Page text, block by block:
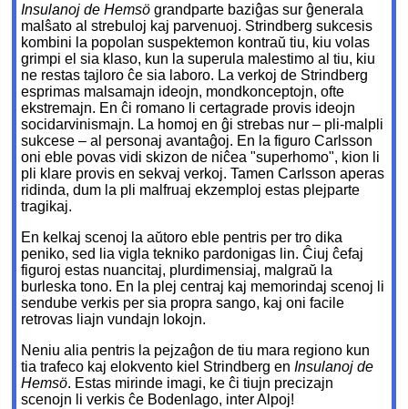
Insulanoj de Hemsö grandparte baziĝas sur ĝenerala
malŝato al strebuloj kaj parvenuoj. Strindberg sukcesis
kombini la popolan suspektemon kontraŭ tiu, kiu volas
grimpi el sia klaso, kun la superula malestimo al tiu, kiu
ne restas tajloro ĉe sia laboro. La verkoj de Strindberg
esprimas malsamajn ideojn, mondkonceptojn, ofte
ekstremajn. En ĉi romano li certagrade provis ideojn
socidarvinismajn. La homoj en ĝi strebas nur – pli-malpli
sukcese – al personaj avantaĝoj. En la figuro Carlsson
oni eble povas vidi skizon de niĉea "superhomo", kion li
pli klare provis en sekvaj verkoj. Tamen Carlsson aperas
ridinda, dum la pli malfruaj ekzemploj estas plejparte
tragikaj.
En kelkaj scenoj la aŭtoro eble pentris per tro dika
peniko, sed lia vigla tekniko pardonigas lin. Ĉiuj ĉefaj
figuroj estas nuancitaj, plurdimensiaj, malgraŭ la
burleska tono. En la plej centraj kaj memorindaj scenoj li
sendube verkis per sia propra sango, kaj oni facile
retrovas liajn vundajn lokojn.
Neniu alia pentris la pejzaĝon de tiu mara regiono kun
tia trafeco kaj elokvento kiel Strindberg enInsulanoj de
Hemsö. Estas mirinde imagi, ke ĉi tiujn precizajn
scenojn li verkis ĉe Bodenlago, inter Alpoj!